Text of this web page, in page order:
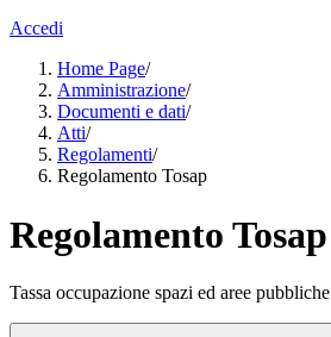
Accedi
Home Page/
Amministrazione/
Documenti e dati/
Atti/
Regolamenti/
Regolamento Tosap
Regolamento Tosap
Tassa occupazione spazi ed aree pubbliche